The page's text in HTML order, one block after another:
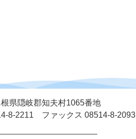
県隠岐郡知夫村1065番地
8-2211 ファックス 08514-8-2093